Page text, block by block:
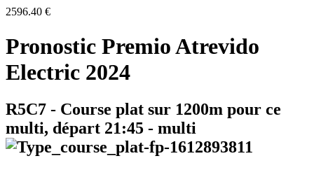
2596.40 €
Pronostic Premio Atrevido
Electric 2024
R5C7 - Course plat sur 1200m pour ce
multi, départ 21:45 - multi